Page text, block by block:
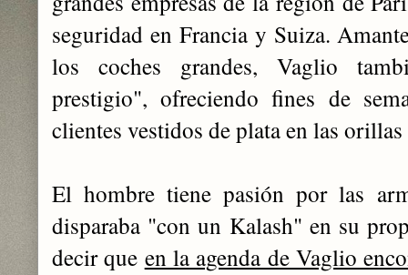
seguridad en Francia y Suiza.
los coches grandes, Vaglio
prestigio", ofreciendo fines de
clientes vestidos de plata en las
El hombre tiene pasión por las
disparaba "con un Kalash" en su
decir que en la agenda de Vaglio